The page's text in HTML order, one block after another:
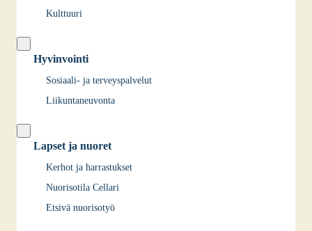
Kulttuuri
Hyvinvointi
Sosiaali- ja terveyspalvelut
Liikuntaneuvonta
Lapset ja nuoret
Kerhot ja harrastukset
Nuorisotila Cellari
Etsivä nuorisotyö